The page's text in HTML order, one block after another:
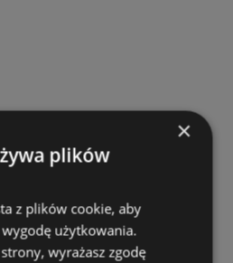
Market
×
plików
z plików cookie, aby
użytkowania.
wyrażasz zgodę